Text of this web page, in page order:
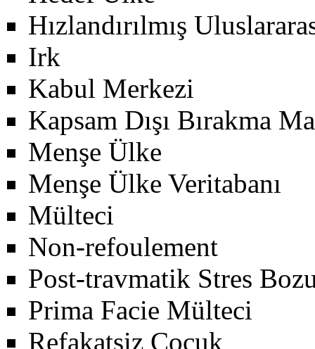
Hızlandırılmış
Irk
Kabul Merkezi
Kapsam Dışı Bırakma
Menşe Ülke
Menşe Ülke Veritabanı
Mülteci
Non-refoulement
Post-travmatik Stres
Prima Facie Mülteci
Refakatsiz Çocuk